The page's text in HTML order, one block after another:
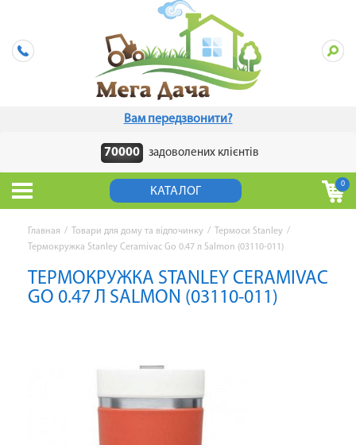
Вам передзвонити?
70000 задоволених клієнтів
КАТАЛОГ
0
Главная / Товари для дому та відпочинку / Термоси Stanley /
Термокружка Stanley Ceramivac Go 0.47 л Salmon (03110-011)
ТЕРМОКРУЖКА STANLEY CERAMIVAC
GO 0.47 Л SALMON (03110-011)